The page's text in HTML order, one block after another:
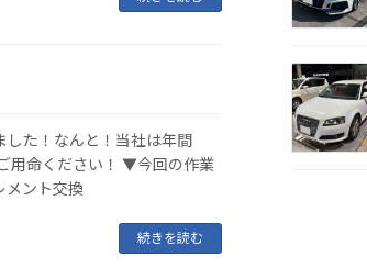
た！なんと！当社は年間
用命ください！ ▼今回の作業
メント交換
続きを読む